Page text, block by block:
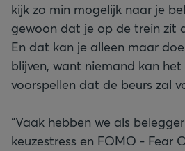
kijk zo min mogelijk naar je
gewoon dat je op de trein zit
En dat kan je alleen maar
blijven, want niemand kan het
voorspellen dat de beurs zal
“Vaak hebben we als
keuzestress en FOMO - Fear